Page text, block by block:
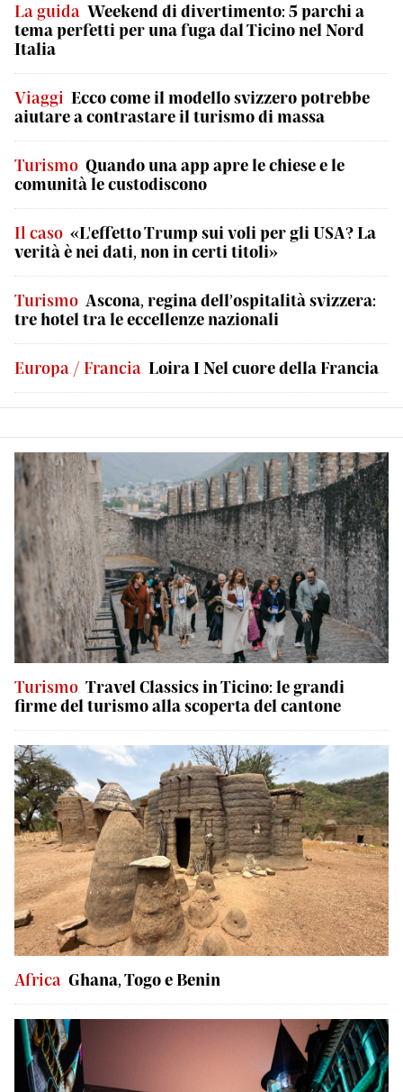
La guida Weekend di divertimento: 5 parchi a
tema perfetti per una fuga dal Ticino nel Nord
Italia
Viaggi Ecco come il modello svizzero potrebbe
aiutare a contrastare il turismo di massa
Turismo Quando una app apre le chiese e le
comunità le custodiscono
Il caso «L'effetto Trump sui voli per gli USA? La
verità è nei dati, non in certi titoli»
Turismo Ascona, regina dell’ospitalità svizzera:
tre hotel tra le eccellenze nazionali
Europa / Francia Loira I Nel cuore della Francia
Turismo Travel Classics in Ticino: le grandi
firme del turismo alla scoperta del cantone
Africa Ghana, Togo e Benin